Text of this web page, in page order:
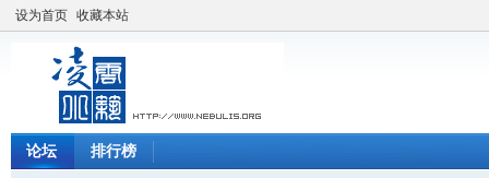
设为首页 收藏本站
论坛 排行榜